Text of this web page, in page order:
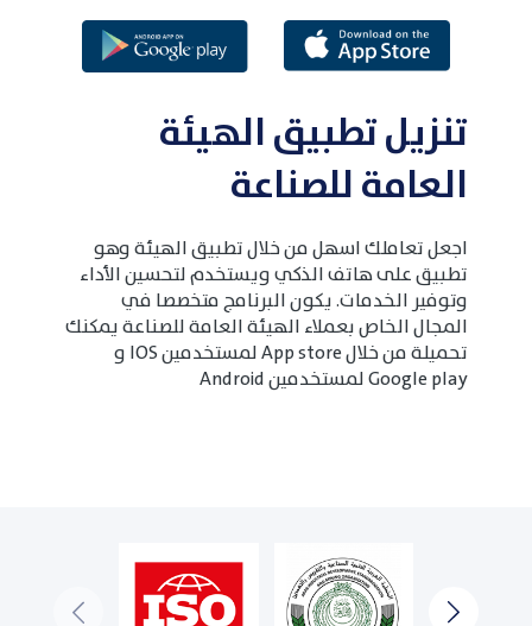
تنزيل تطبيق الهيئة
العامة للصناعة
اجعل تعاملك اسهل من خلال تطبيق الهيئة وهو
تطبيق على هاتف الذكي ويستخدم لتحسين الأداء
وتوفير الخدمات. يكون البرنامج متخصصا في
المجال الخاص بعملاء الهيئة العامة للصناعة يمكنك
تحميلة من خلال App store لمستخدمين IOS و
Google play لمستخدمين Android